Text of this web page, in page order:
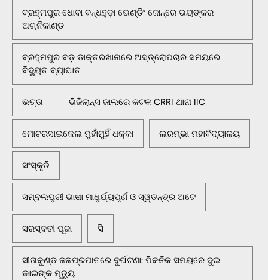
ବ୍ରହ୍ମପୁର ଧୋବା ବନ୍ଧହୁଡ଼ା ଭେଣ୍ଡିଂ ଜୋନ୍‌ରେ ଭୟଙ୍କର
ଅଗ୍ନିକାଣ୍ଡ
ବ୍ରହ୍ମପୁର ବଡ଼ ଡାକ୍ତରଖାନାରେ ଅସ୍ତ୍ରୋପଚାର ସମୟରେ
ବିଦ୍ୟୁତ ବ୍ୟାଘାତ
ଭତ୍ତା ଭିଜିଲାନ୍ସ ଜାଲରେ କଟକ CRRI ଥାନା IIC
ମୋଟରସାଇକେଲ ମୁହାଁମୁହିଁ ଧକ୍କା ଲରମ୍ଭା ମହାବିଦ୍ୟାଳୟ
ସଂସ୍କୃତି
ସମ୍ବଲପୁରୀ ଭାଷା ମାଧୁର୍ଯ୍ୟପୂର୍ଣ ଓ ସ୍ୱତନ୍ତ୍ର ଅଟେ
ସରସ୍ବତୀ ପୂଜା ସି
ସୀତାକୁଣ୍ଡ ଜଳପ୍ରପାତରେ ଦୁର୍ଘଟଣା: ପିକନିକ ସମୟରେ ଦୁଇ
ଭାଇଙ୍କ ମୃତ୍ୟୁ